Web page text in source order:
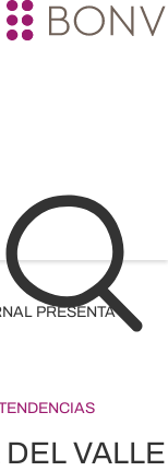
PRESENTA
VALLE